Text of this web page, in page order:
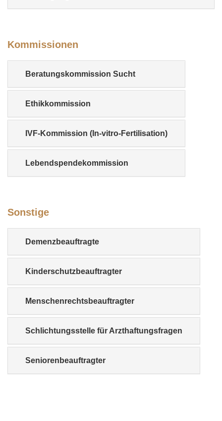
Kommissionen
Beratungskommission Sucht
Ethikkommission
IVF-Kommission (In-vitro-Fertilisation)
Lebendspendekommission
Sonstige
Demenzbeauftragte
Kinderschutzbeauftragter
Menschenrechtsbeauftragter
Schlichtungsstelle für Arzthaftungsfragen
Seniorenbeauftragter